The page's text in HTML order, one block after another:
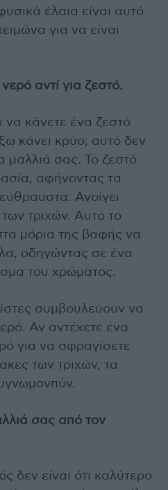
έλαια είναι αυτό
για να είναι
αντί για ζεστό.
να κάνετε ένα ζεστό
κάνει κρύο, αυτό δεν
μαλλιά σας. Το ζεστό
αφήνοντας τα
Ανοίγει
τριχών. Αυτό το
μόρια της βαφής να
οδηγώντας σε ένα
του χρώματος.
συμβουλεύουν να
Αν αντέχετε ένα
για να σφραγίσετε
των τριχών, τα
σας από τον
δεν είναι ότι καλύτερο